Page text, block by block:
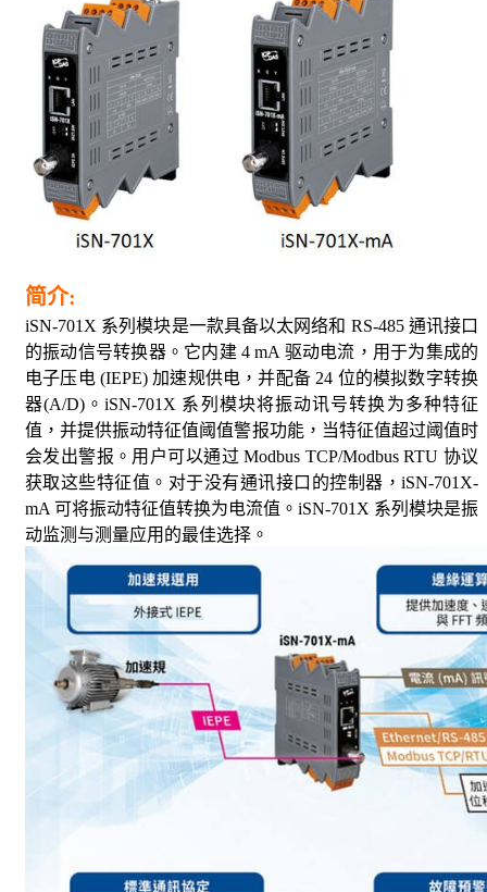
简介:
iSN-701X 系列模块是一款具备以太网络和 RS-485 通讯接口
的振动信号转换器。它内建 4 mA 驱动电流，用于为集成的
电子压电 (IEPE) 加速规供电，并配备 24 位的模拟数字转换
器(A/D)。iSN-701X 系列模块将振动讯号转换为多种特征
值，并提供振动特征值阈值警报功能，当特征值超过阈值时
会发出警报。用户可以通过 Modbus TCP/Modbus RTU 协议
获取这些特征值。对于没有通讯接口的控制器，iSN-701X-
mA 可将振动特征值转换为电流值。iSN-701X 系列模块是振
动监测与测量应用的最佳选择。